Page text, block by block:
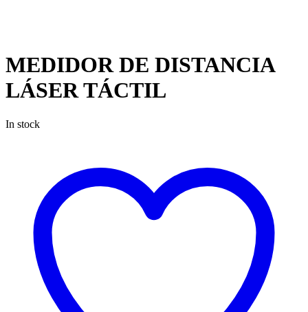
MEDIDOR DE DISTANCIA
LÁSER TÁCTIL
In stock